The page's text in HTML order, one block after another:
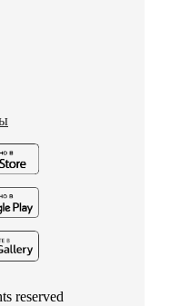
reserved